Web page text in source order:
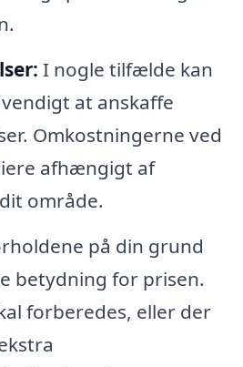
I nogle tilfælde kan
at anskaffe
Omkostningerne ved
afhængigt af
område.
på din grund
betydning for prisen.
forberedes, eller der